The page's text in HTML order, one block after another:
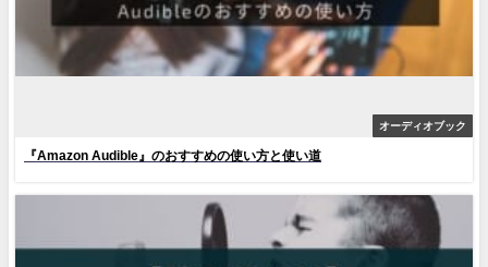
オーディオブック
『Amazon Audible』のおすすめの使い方と使い道